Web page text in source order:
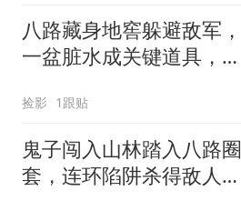
八路藏身地窖躲避敌军，
一盆脏水成关键道具，巧
捡影 1跟贴
鬼子闯入山林踏入八路圈
套，连环陷阱杀得敌人落